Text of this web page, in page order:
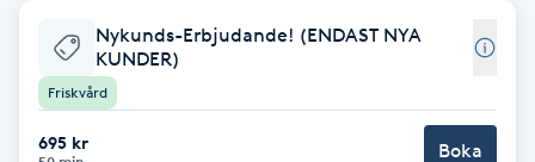
Babylights
Balayage
Nykunds-Erbjudande! (ENDAST NYA
KUNDER)
Friskvård
695 kr Boka